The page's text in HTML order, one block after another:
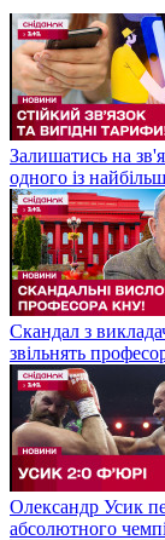
Залишатись на
одного із
Скандал з
звільнять
Олександр Усик
абсолютного